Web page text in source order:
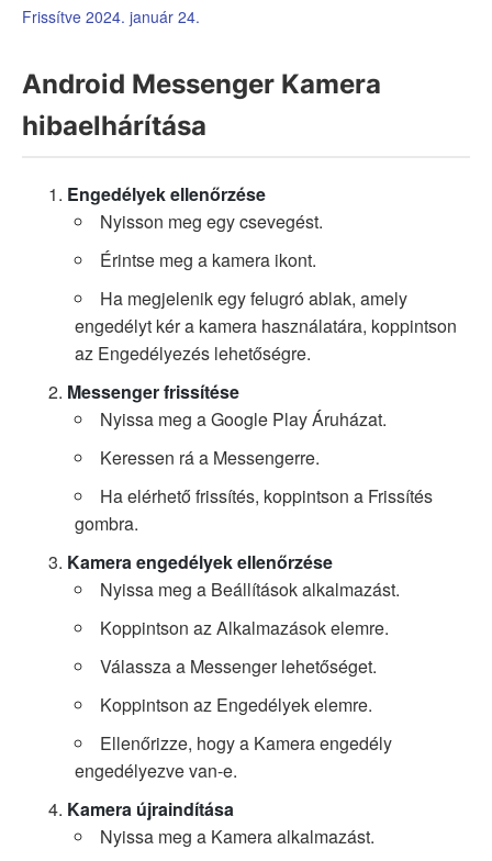
Frissítve 2024. január 24.
Android Messenger Kamera
hibaelhárítása
Engedélyek ellenőrzése
Nyisson meg egy csevegést.
Érintse meg a kamera ikont.
Ha megjelenik egy felugró ablak, amely
engedélyt kér a kamera használatára, koppintson
az Engedélyezés lehetőségre.
Messenger frissítése
Nyissa meg a Google Play Áruházat.
Keressen rá a Messengerre.
Ha elérhető frissítés, koppintson a Frissítés
gombra.
Kamera engedélyek ellenőrzése
Nyissa meg a Beállítások alkalmazást.
Koppintson az Alkalmazások elemre.
Válassza a Messenger lehetőséget.
Koppintson az Engedélyek elemre.
Ellenőrizze, hogy a Kamera engedély
engedélyezve van-e.
Kamera újraindítása
Nyissa meg a Kamera alkalmazást.